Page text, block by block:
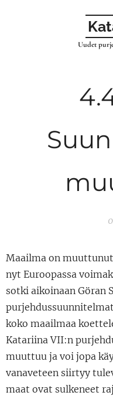
Uudet
Maailma on
nyt Euroopassa
sotki aikoinaan Göran
koko maailmaa
Katariina VII:n
muuttuu ja voi jopa
vanaveteen siirtyy
maat ovat sulkeneet